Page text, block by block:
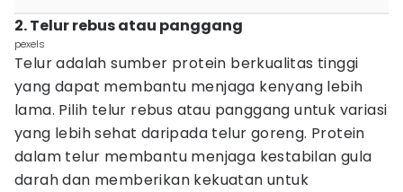
2. Telur rebus atau panggang
pexels
Telur adalah sumber protein berkualitas tinggi
yang dapat membantu menjaga kenyang lebih
lama. Pilih telur rebus atau panggang untuk variasi
yang lebih sehat daripada telur goreng. Protein
dalam telur membantu menjaga kestabilan gula
darah dan memberikan kekuatan untuk